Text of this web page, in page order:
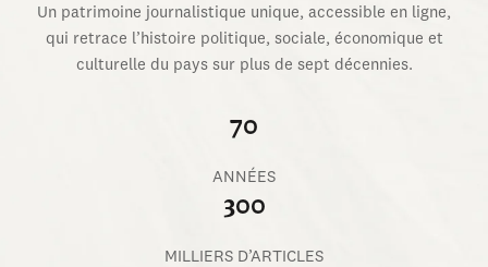
Un patrimoine journalistique unique, accessible en ligne,
qui retrace l’histoire politique, sociale, économique et
culturelle du pays sur plus de sept décennies.
70
ANNÉES
300
MILLIERS D’ARTICLES